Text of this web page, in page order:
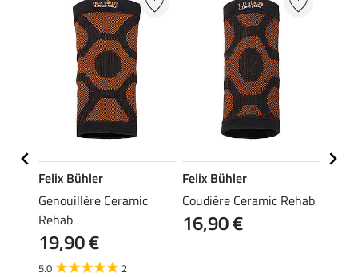
Felix Bühler
Genouillère Ceramic
Rehab
19,90 €
5.0 2
Felix Bühler
Coudière Ceramic Rehab
16,90 €